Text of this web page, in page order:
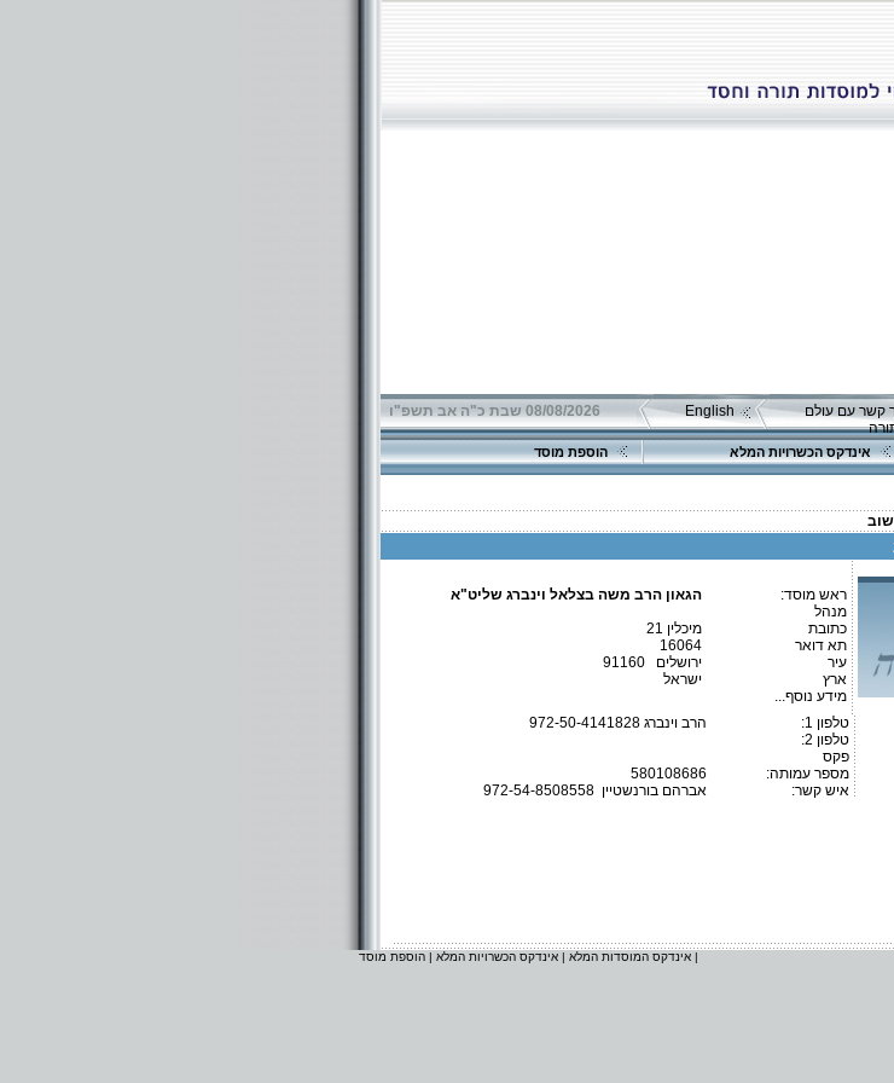
קשר עם עולם
English 08/08/2026 שבת כ"ה אב תשפ"ו
אינדקס הכשרויות המלא הוספת מוסד
ראש מוסד:
הגאון הרב משה בצלאל וינברג שליט"א
מנהל
כתובת
מיכלין 21
תא דואר
16064
עיר
ירושלים 91160
ארץ
ישראל
מידע נוסף...
טלפון 1:
טלפון 2:
פקס
מספר עמותה:
איש קשר:
972-50-4141828 הרב וינברג
580108686
אברהם בורנשטיין 972-54-8508558
אינדקס המוסדות המלא | אינדקס הכשרויות המלא | הוספת מוסד |